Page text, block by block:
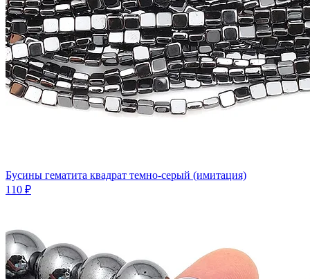
Бусины гематита квадрат темно-серый (имитация)
110 ₽